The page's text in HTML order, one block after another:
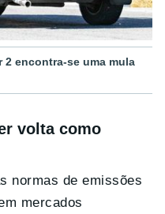
2 encontra-se uma mula
volta como
normas de emissões
mercados